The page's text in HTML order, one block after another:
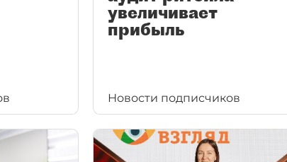
увеличивает
прибыль
Новости подписчиков